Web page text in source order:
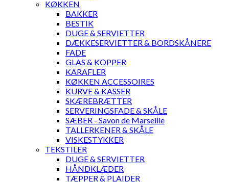
KØKKEN
BAKKER
BESTIK
DUGE & SERVIETTER
DÆKKESERVIETTER & BORDSKÅNERE
FADE
GLAS & KOPPER
KARAFLER
KØKKEN ACCESSOIRES
KURVE & KASSER
SKÆREBRÆTTER
SERVERINGSFADE & SKÅLE
SÆBER - Savon de Marseille
TALLERKENER & SKÅLE
VISKESTYKKER
TEKSTILER
DUGE & SERVIETTER
HÅNDKLÆDER
TÆPPER & PLAIDER